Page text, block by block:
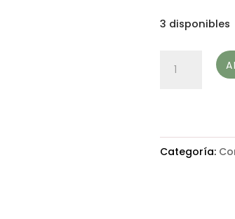
3 disponibles
GALLEGAS
EN
Categoría: